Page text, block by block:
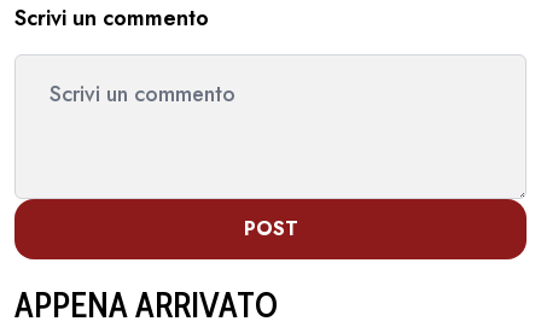
Scrivi un commento
POST
APPENA ARRIVATO